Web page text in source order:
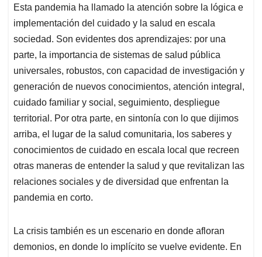
Esta pandemia ha llamado la atención sobre la lógica e
implementación del cuidado y la salud en escala
sociedad. Son evidentes dos aprendizajes: por una
parte, la importancia de sistemas de salud pública
universales, robustos, con capacidad de investigación y
generación de nuevos conocimientos, atención integral,
cuidado familiar y social, seguimiento, despliegue
territorial. Por otra parte, en sintonía con lo que dijimos
arriba, el lugar de la salud comunitaria, los saberes y
conocimientos de cuidado en escala local que recreen
otras maneras de entender la salud y que revitalizan las
relaciones sociales y de diversidad que enfrentan la
pandemia en corto.
La crisis también es un escenario en donde afloran
demonios, en donde lo implícito se vuelve evidente. En